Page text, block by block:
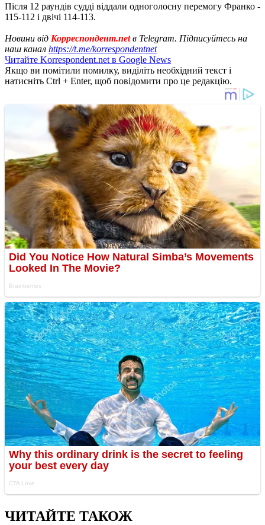
Після 12 раундів судді віддали одноголосну перемогу Франко -
115-112 і двічі 114-113.
Новини від Корреспондент.netв Telegram. Підписуйтесь на
наш канал https://t.me/korrespondentnet
Читайте Korrespondent.net в Google News
Якщо ви помітили помилку, виділіть необхідний текст і
натисніть Ctrl + Enter, щоб повідомити про це редакцію.
ЧИТАЙТЕ ТАКОЖ